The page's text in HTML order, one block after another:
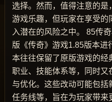
选择。然而，值得注意的是
游戏乐趣，但玩家在享受的
入潜在的风险之中。 85传
版《传奇》游戏1.85版本进
本往往保留了原版游戏的
职业、技能体系等，同时
与优化。这些改动可能包括
任务线等，旨在为玩家带来